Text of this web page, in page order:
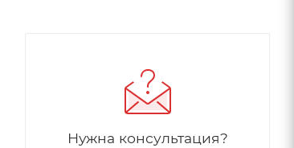
Нужна консультация?